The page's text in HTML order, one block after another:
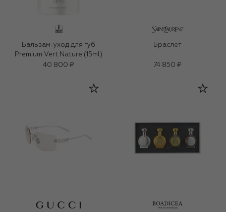
Бальзам-уход для губ
Premium Vert Nature (15ml)
40 800 ₽
Браслет
74 850 ₽